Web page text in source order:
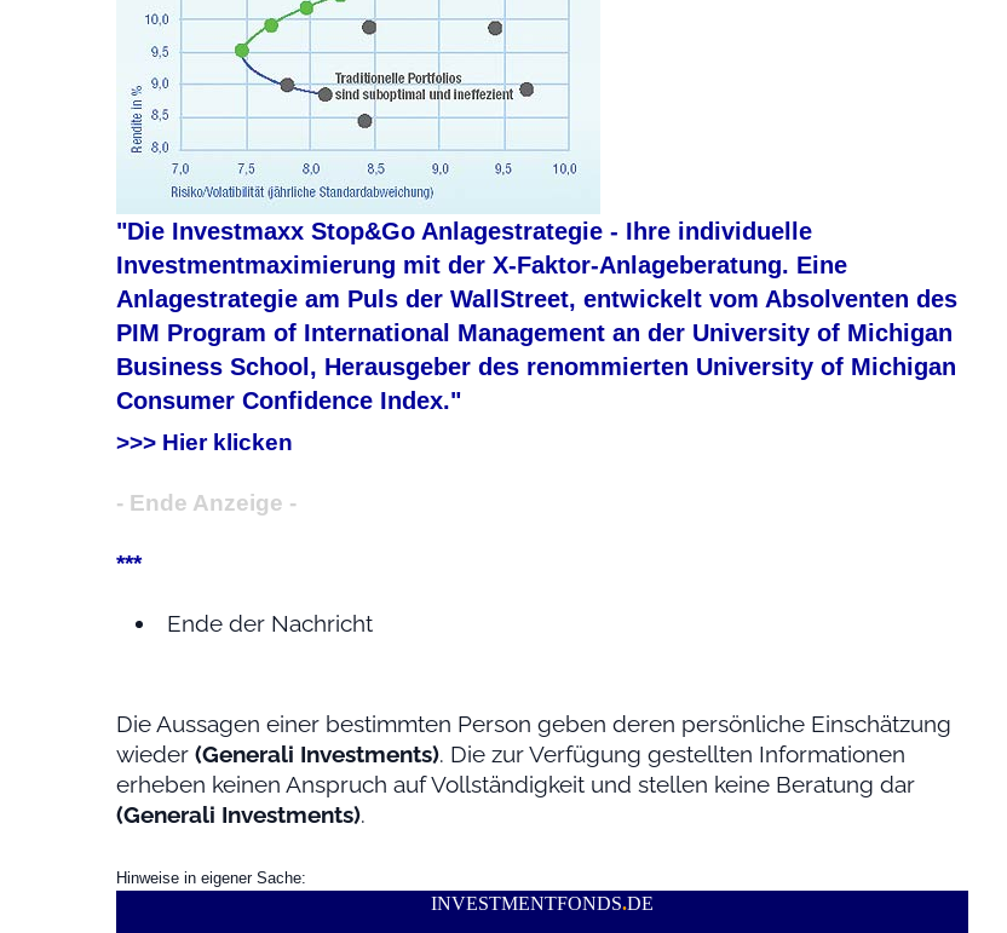
"Die Investmaxx Stop&Go Anlagestrategie - Ihre individuelle
Investmentmaximierung mit der X-Faktor-Anlageberatung. Eine
Anlagestrategie am Puls der WallStreet, entwickelt vom Absolventen des
PIM Program of International Management an der University of Michigan
Business School, Herausgeber des renommierten University of Michigan
Consumer Confidence Index."
>>> Hier klicken
- Ende Anzeige -
***
Ende der Nachricht
Die Aussagen einer bestimmten Person geben deren persönliche Einschätzung
wieder (Generali Investments). Die zur Verfügung gestellten Informationen
erheben keinen Anspruch auf Vollständigkeit und stellen keine Beratung dar
(Generali Investments).
Hinweise in eigener Sache:
INVESTMENTFONDS.DE